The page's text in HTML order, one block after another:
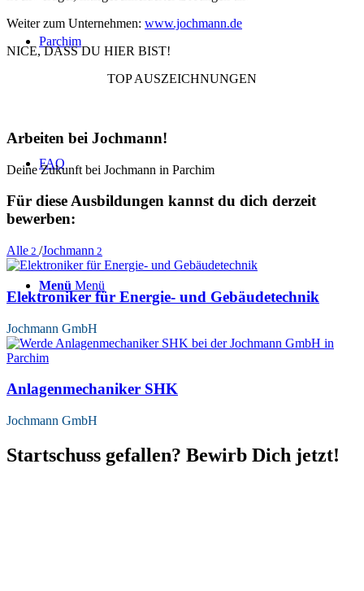
Parchim
FAQ
Menü Menü
Weiter zum Unternehmen: www.jochmann.de
NICE, DASS DU HIER BIST!
TOP AUSZEICHNUNGEN
Arbeiten bei Jochmann!
Deine Zukunft bei Jochmann in Parchim
Für diese Ausbildungen kannst du dich derzeit
bewerben:
Alle 2 /Jochmann 2
Elektroniker für Energie- und Gebäudetechnik
Jochmann GmbH
Anlagenmechaniker SHK
Jochmann GmbH
Startschuss gefallen? Bewirb Dich jetzt!